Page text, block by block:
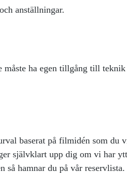
anställningar.
måste ha egen tillgång till
baserat på filmidén som du
självklart upp dig om vi har
så hamnar du på vår